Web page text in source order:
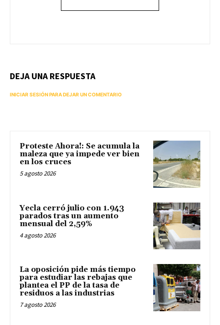
DEJA UNA RESPUESTA
INICIAR SESIÓN PARA DEJAR UN COMENTARIO
Proteste Ahora!: Se acumula la
maleza que ya impede ver bien
en los cruces
5 agosto 2026
Yecla cerró julio con 1.943
parados tras un aumento
mensual del 2,59%
4 agosto 2026
La oposición pide más tiempo
para estudiar las rebajas que
plantea el PP de la tasa de
residuos a las industrias
7 agosto 2026